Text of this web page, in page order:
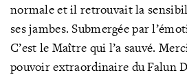
normale et il retrouvait la
ses jambes. Submergée par
C’est le Maître qui l’a sauvé.
pouvoir extraordinaire du Falun